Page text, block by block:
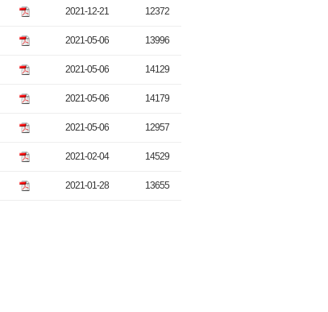
2021-12-21 12372
2021-05-06 13996
2021-05-06 14129
2021-05-06 14179
2021-05-06 12957
2021-02-04 14529
2021-01-28 13655